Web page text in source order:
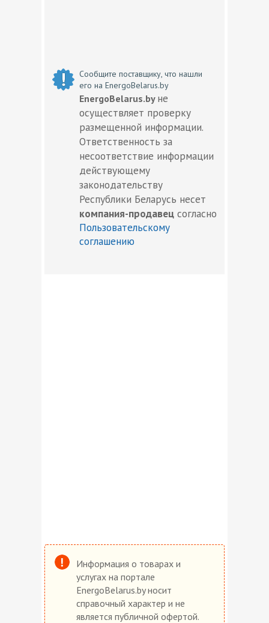
Сообщите поставщику, что нашли
его на EnergoBelarus.by
EnergoBelarus.by не
осуществляет проверку
размещенной информации.
Ответственность за
несоответствие информации
действующему
законодательству
Республики Беларусь несет
компания-продавец согласно
Пользовательскому
соглашению
Информация о товарах и
услугах на портале
EnergoBelarus.by носит
справочный характер и не
является публичной офертой.